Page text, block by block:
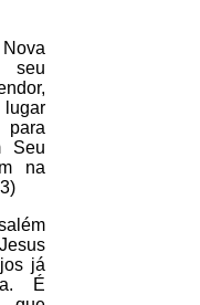
Seu
na
já
É